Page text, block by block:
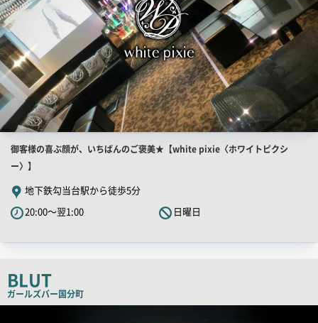
店
舗
PR
キ
ャ
ピ
ー
御客様の喜ぶ顔が、いちばんのご褒美★【white pixie〈ホワイトピクシ
ー〉】
地下鉄勾当台駅から徒歩5分
20:00～翌1:00
日曜日
BLUT
ガールズバー国分町